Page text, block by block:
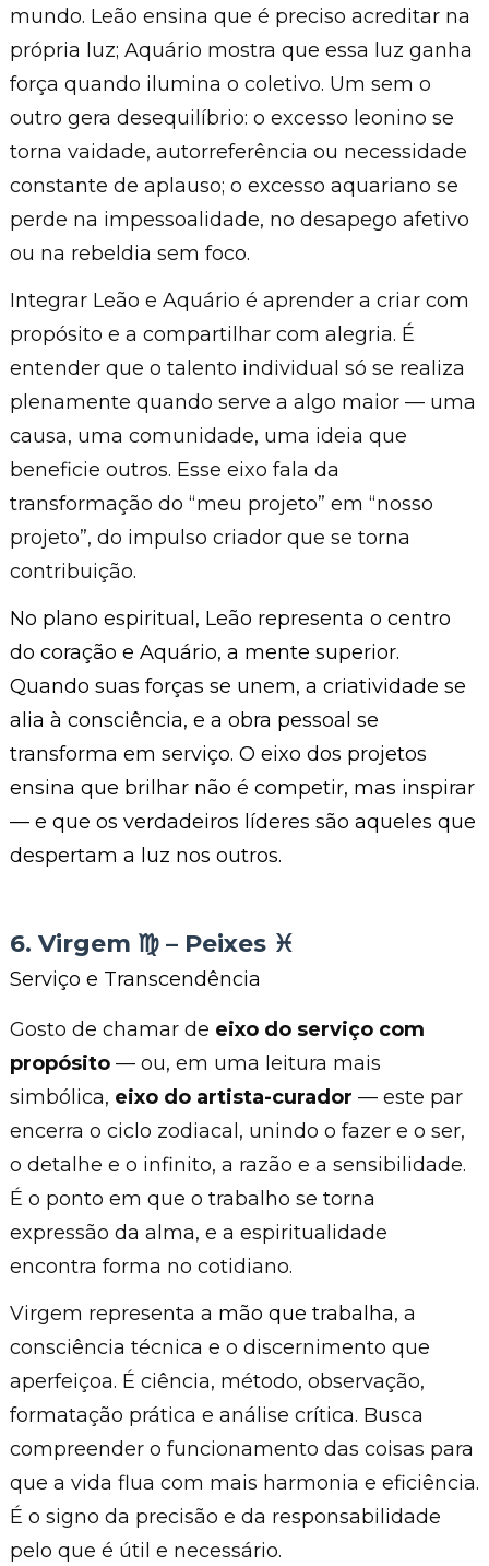
mundo. Leão ensina que é preciso acreditar na
própria luz; Aquário mostra que essa luz ganha
força quando ilumina o coletivo. Um sem o
outro gera desequilíbrio: o excesso leonino se
torna vaidade, autorreferência ou necessidade
constante de aplauso; o excesso aquariano se
perde na impessoalidade, no desapego afetivo
ou na rebeldia sem foco.
Integrar Leão e Aquário é aprender a criar com
propósito e a compartilhar com alegria. É
entender que o talento individual só se realiza
plenamente quando serve a algo maior — uma
causa, uma comunidade, uma ideia que
beneficie outros. Esse eixo fala da
transformação do “meu projeto” em “nosso
projeto”, do impulso criador que se torna
contribuição.
No plano espiritual, Leão representa o centro
do coração e Aquário, a mente superior.
Quando suas forças se unem, a criatividade se
alia à consciência, e a obra pessoal se
transforma em serviço. O eixo dos projetos
ensina que brilhar não é competir, mas inspirar
— e que os verdadeiros líderes são aqueles que
despertam a luz nos outros.
6. Virgem ♍︎ – Peixes ♓︎
Serviço e Transcendência
Gosto de chamar de eixo do serviço com
propósito— ou, em uma leitura mais
simbólica, eixo do artista-curador — este par
encerra o ciclo zodiacal, unindo o fazer e o ser,
o detalhe e o infinito, a razão e a sensibilidade.
É o ponto em que o trabalho se torna
expressão da alma, e a espiritualidade
encontra forma no cotidiano.
Virgem representa a mão que trabalha, a
consciência técnica e o discernimento que
aperfeiçoa. É ciência, método, observação,
formatação prática e análise crítica. Busca
compreender o funcionamento das coisas para
que a vida flua com mais harmonia e eficiência.
É o signo da precisão e da responsabilidade
pelo que é útil e necessário.